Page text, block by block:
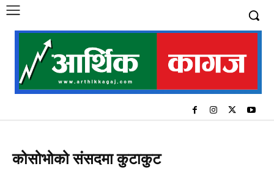
कोसोभोको संसदमा कुटाकुट